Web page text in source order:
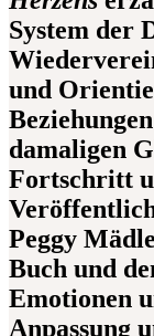
System der
und
damaligen
Fortschritt
Peggy
Buch und
Emotionen
Anpassung